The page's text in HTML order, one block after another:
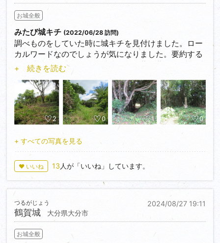
お城全般
みたび城キチ (2022/06/28 訪問)
調べものをしていた時に城キチを見付けました。ロー
カルワードなのでしょうが気になりました。要約する
と、城跡と聞けばどんな城跡でも、藪だ藪だとブツブ
ツ言いながらも結局遺構を見に行ってしまっているの
だとか。
こちらの城跡は櫛間城と同日に行きました。投稿しな
かったのは危険で主郭に辿り着かなかったからです。
城キチではない自分はさっさと断念、こんなメジャー
でも無い日本の端に来る人は居ないだろうとほっとい
ていました。そんな場所に城キチＳin氏が猛威を振る
っていて素直に脱帽。
それ以降こちらの城キチSin氏の投稿を見てみると自
由で枠に納まらない、そんな所に魅力を感じてきまし
た。スイカバーは？でしたが高天神城攻略砦シリーズ
等は最高、発信されないと目にする事さえ出来ません
から。そんなニッチな情報が得られるのもこちらの投
稿の懐の深さでしょう、サイトに感謝しています。そ
+ 続きを読む
2 0 1 0
+ すべての写真を見る
♥ いいね 13 人が「いいね」しています。
2024/08/27 19:11
鶴賀城
つるがじょう
大分県大分市
お城全般